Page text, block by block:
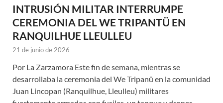
INTRUSIÓN MILITAR INTERRUMPE
CEREMONIA DEL WE TRIPANTÜ EN
RANQUILHUE LLEULLEU
21 de junio de 2026
Por La Zarzamora Este fin de semana, mientras se
desarrollaba la ceremonia del We Tripanü en la comunidad
Juan Lincopan (Ranquilhue, Lleulleu) militares